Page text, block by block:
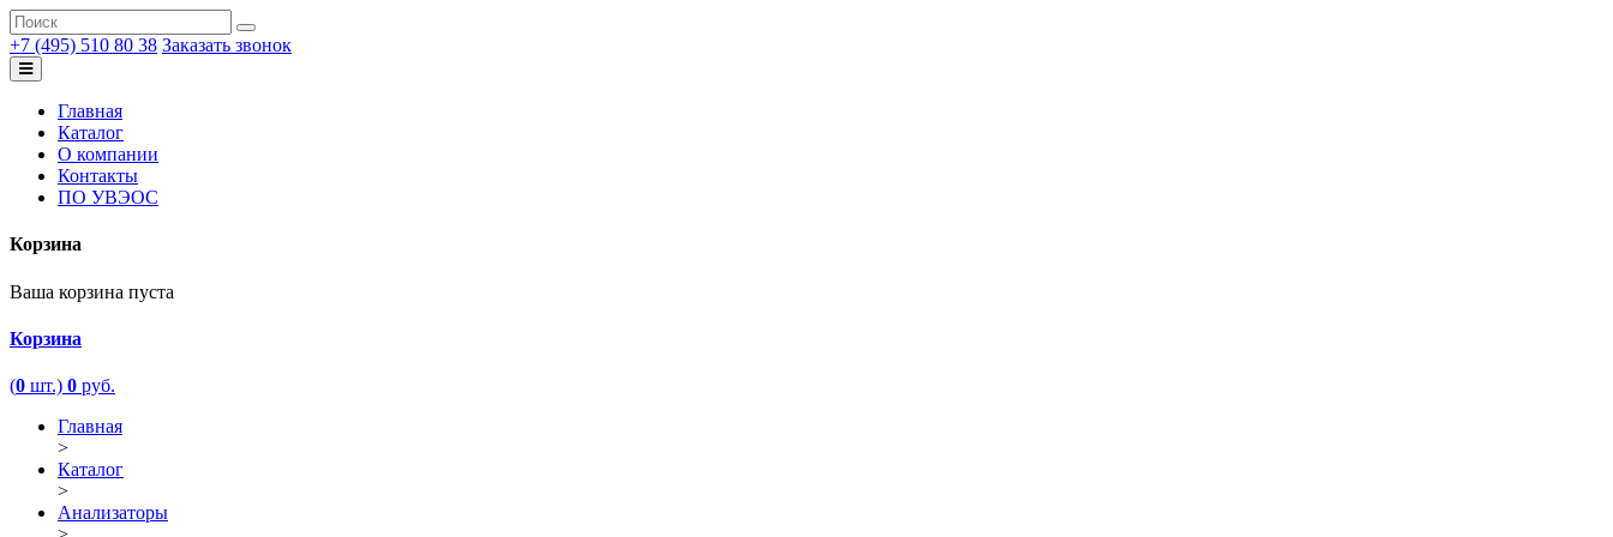
+7 (495) 510 80 38 Заказать звонок
Главная
Каталог
О компании
Контакты
ПО УВЭОС
Корзина
Ваша корзина пуста
Корзина
(0 шт.) 0 руб.
Главная
>
Каталог
>
Анализаторы